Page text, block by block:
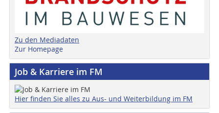
Zu den Mediadaten
Zur Homepage
Job & Karriere im FM
Hier finden Sie alles zu Aus- und Weiterbildung im FM